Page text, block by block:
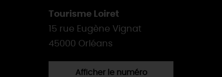
Tourisme Loiret
15 rue Eugène Vignat
45000 Orléans
Afficher le numéro